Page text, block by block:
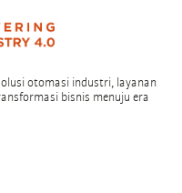
otomasi industri, layanan
bisnis menuju era